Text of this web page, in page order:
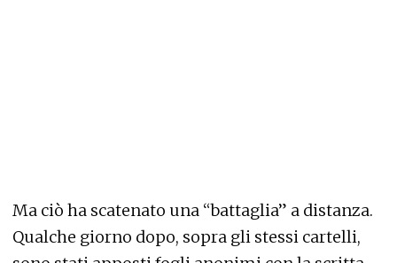
Ma ciò ha scatenato una “battaglia” a distanza.
Qualche giorno dopo, sopra gli stessi cartelli,